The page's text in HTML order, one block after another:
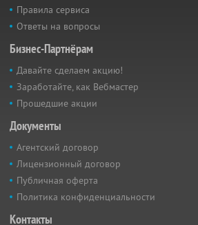
Правила сервиса
Ответы на вопросы
Бизнес-Партнёрам
Давайте сделаем акцию!
Заработайте, как Вебмастер
Прошедшие акции
Документы
Агентский договор
Лицензионный договор
Публичная оферта
Политика конфиденциальности
Контакты